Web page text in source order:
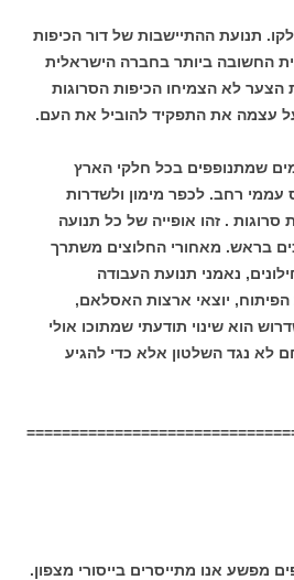
תנועת ההתיישבות של דור הכיפות
החשובה ביותר בחברה הישראלית
הצער לא הצמיחו הכיפות הסרוגות
עצמה את התפקיד להוביל את העם.
שמתנופפים בכל חלקי הארץ
עממי רחב. לכפר מימון ולשדרות
סרוגות . זהו אופייה של כל תנועה
בראש. מאחורי החלוצים משתרך
נאמני תנועת העבודה
הפיתוח, יוצאי ארצות האסלאם,
הוא שינוי תודעתי שמתוכו אולי
לא נגד השלטון אלא כדי להגיע
מפשע אנו מתייסרים בייסורי מצפון.